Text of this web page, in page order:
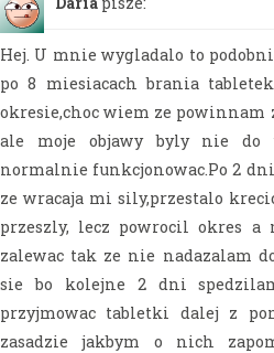
Hej. U mnie wygladalo to
po 8 miesiacach brania
okresie,choc wiem ze powinnam
ale moje objawy byly nie do
normalnie funkcjonowac.Po 2
ze wracaja mi sily,przestalo
przeszly, lecz powrocil okres a
zalewac tak ze nie nadazalam
sie bo kolejne 2 dni
przyjmowac tabletki dalej z
zasadzie jakbym o nich